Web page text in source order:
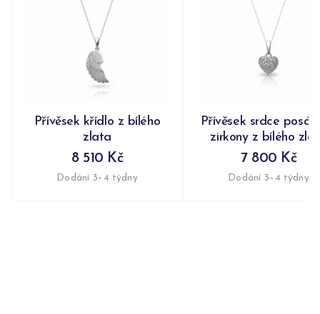
Přívěsek křídlo z bílého
zlata
8 510 Kč
Dodání 3–4 týdny
Přívěsek srdce
zirkony z bílého
7 800 Kč
Dodání 3–4 týdny